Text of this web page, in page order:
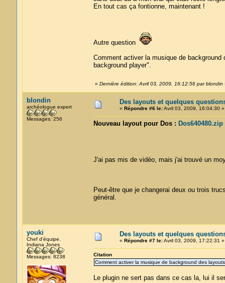
En tout cas ça fontionne, maintenant !
Autre question
Comment activer la musique de
background player".
« Dernière édition: Avril 03, 2009, 16:12:56 par blondin
blondin
archéologue expert
Messages: 256
Des layouts et quelques
« Répondre #6 le:Avril 03, 2009, 16:04:30 »
Nouveau layout pour Dos : Dos640480.zip
J'ai pas mis de vidéo, mais j'ai trouvé un
Peut-être que je changerai deux ou trois
général.
youki
Chef d'équipe.
Indiana Jones
Messages: 8238
Des layouts et quelques
« Répondre #7 le:Avril 03, 2009, 17:22:31 »
Citation
Comment activer la musique de background des
Le plugin ne sert pas dans ce cas la, lui il